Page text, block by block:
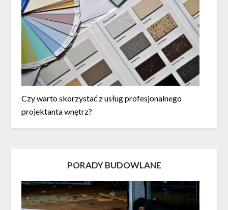
Czy warto skorzystać z usług profesjonalnego
projektanta wnętrz?
PORADY BUDOWLANE